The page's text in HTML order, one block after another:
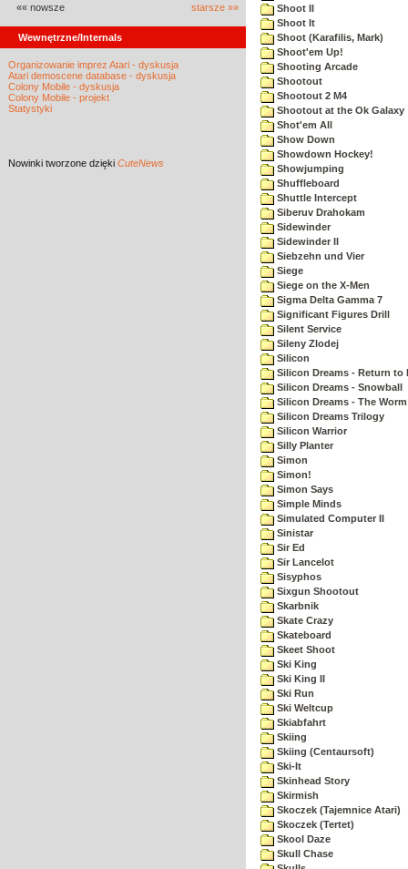
«« nowsze starsze »»
Wewnętrzne/Internals
Organizowanie imprez Atari - dyskusja
Atari demoscene database - dyskusja
Colony Mobile - dyskusja
Colony Mobile - projekt
Statystyki
Nowinki tworzone dzięki CuteNews
Shoot II
Shoot It
Shoot (Karafilis, Mark)
Shoot'em Up!
Shooting Arcade
Shootout
Shootout 2 M4
Shootout at the Ok Galaxy
Shot'em All
Show Down
Showdown Hockey!
Showjumping
Shuffleboard
Shuttle Intercept
Siberuv Drahokam
Sidewinder
Sidewinder II
Siebzehn und Vier
Siege
Siege on the X-Men
Sigma Delta Gamma 7
Significant Figures Drill
Silent Service
Sileny Zlodej
Silicon
Silicon Dreams - Return to
Silicon Dreams - Snowball
Silicon Dreams - The
Silicon Dreams Trilogy
Silicon Warrior
Silly Planter
Simon
Simon!
Simon Says
Simple Minds
Simulated Computer II
Sinistar
Sir Ed
Sir Lancelot
Sisyphos
Sixgun Shootout
Skarbnik
Skate Crazy
Skateboard
Skeet Shoot
Ski King
Ski King II
Ski Run
Ski Weltcup
Skiabfahrt
Skiing
Skiing (Centaursoft)
Ski-It
Skinhead Story
Skirmish
Skoczek (Tajemnice Atari)
Skoczek (Tertet)
Skool Daze
Skull Chase